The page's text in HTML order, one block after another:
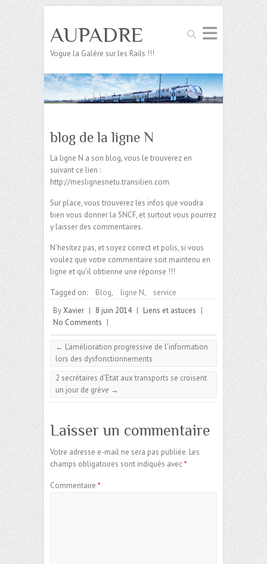
Search
AUPADRE
Vogue la Galère sur les Rails !!!
blog de la ligne N
La ligne N a son blog, vous le trouverez en
suivant ce lien :
http://meslignesnetu.transilien.com
Sur place, vous trouverez les infos que voudra
bien vous donner la SNCF, et surtout vous pourrez
y laisser des commentaires.
N’hesitez pas, et soyez correct et polis, si vous
voulez que votre commentaire soit maintenu en
ligne et qu’il obtienne une réponse !!!
Tagged on: Blog, ligne N,
service
ByXavier | 8 juin 2014 | Liens et astuces |
No Comments |
← L'amélioration progressive de l'information
lors des dysfonctionnements
2 secrétaires d’Etat aux transports se croisent
un jour de grève →
Laisser un commentaire
Votre adresse e-mail ne sera pas publiée. Les
champs obligatoires sont indiqués avec*
Commentaire *